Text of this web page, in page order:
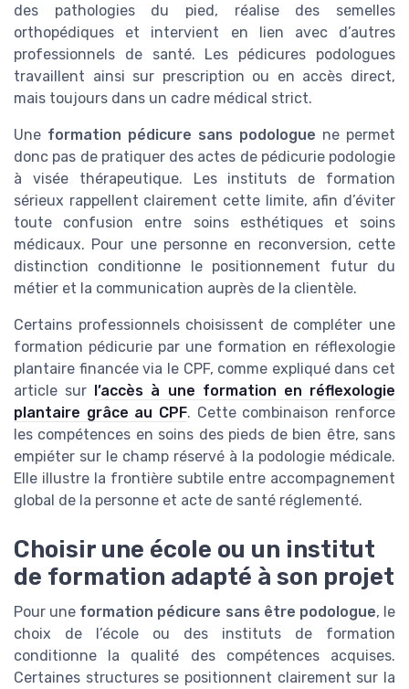
des pathologies du pied, réalise des semelles
orthopédiques et intervient en lien avec d’autres
professionnels de santé. Les pédicures podologues
travaillent ainsi sur prescription ou en accès direct,
mais toujours dans un cadre médical strict.
Une formation pédicure sans podologue ne permet
donc pas de pratiquer des actes de pédicurie podologie
à visée thérapeutique. Les instituts de formation
sérieux rappellent clairement cette limite, afin d’éviter
toute confusion entre soins esthétiques et soins
médicaux. Pour une personne en reconversion, cette
distinction conditionne le positionnement futur du
métier et la communication auprès de la clientèle.
Certains professionnels choisissent de compléter une
formation pédicurie par une formation en réflexologie
plantaire financée via le CPF, comme expliqué dans cet
article sur l’accès à une formation en réflexologie
plantaire grâce au CPF. Cette combinaison renforce
les compétences en soins des pieds de bien être, sans
empiéter sur le champ réservé à la podologie médicale.
Elle illustre la frontière subtile entre accompagnement
global de la personne et acte de santé réglementé.
Choisir une école ou un institut
de formation adapté à son projet
Pour une formation pédicure sans être podologue, le
choix de l’école ou des instituts de formation
conditionne la qualité des compétences acquises.
Certaines structures se positionnent clairement sur la